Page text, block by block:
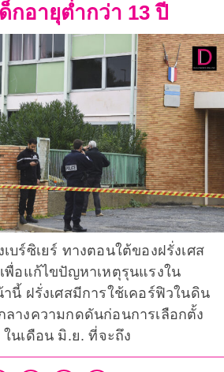
ด็กอายุต่ำกว่า 13 ปี
บร์ซิเยร์ ทางตอนใต้ของฝรั่งเศส
พื่อแก้ไขปัญหาเหตุรุนแรงใน
นี้ ฝรั่งเศสมีการใช้เคอร์ฟิวในดิน
างความกดดันก่อนการเลือกตั้ง
นเดือน มิ.ย. ที่จะถึง